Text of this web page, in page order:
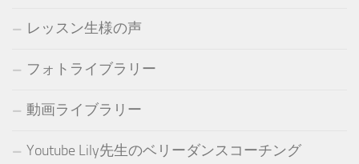
レッスン生様の声
フォトライブラリー
動画ライブラリー
Youtube Lily先生のベリーダンスコーチング